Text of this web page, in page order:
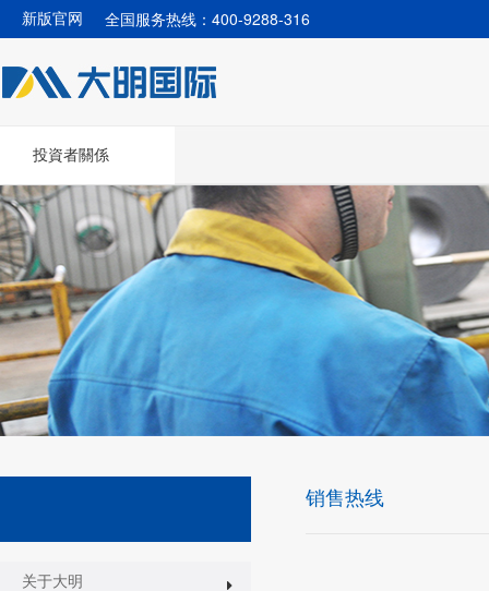
新版官网 全国服务热线：400-9288-316
投資者關係
关于大明
销售热线